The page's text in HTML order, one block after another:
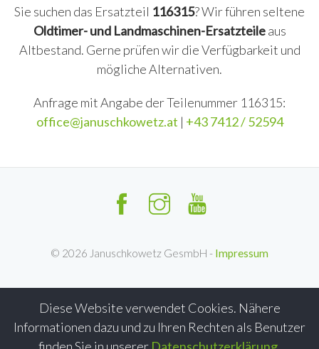
Diese Website verwendet Cookies. Nähere
Informationen dazu und zu Ihren Rechten als Benutzer
Sie suchen das Ersatzteil 116315? Wir führen seltene
Oldtimer- und Landmaschinen-Ersatzteileaus
Altbestand. Gerne prüfen wir die Verfügbarkeit und
mögliche Alternativen.
Anfrage mit Angabe der Teilenummer 116315:
office@januschkowetz.at | +43 7412 / 52594
© 2026 Januschkowetz GesmbH - Impressum